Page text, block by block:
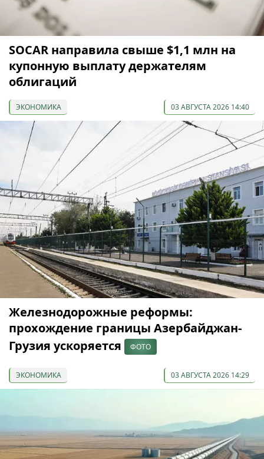
SOCAR направила свыше $1,1 млн на
купонную выплату держателям
облигаций
ЭКОНОМИКА 03 АВГУСТА 2026 14:40
Железнодорожные реформы:
прохождение границы Азербайджан-
Грузия ускоряется
ФОТО
ЭКОНОМИКА 03 АВГУСТА 2026 14:29